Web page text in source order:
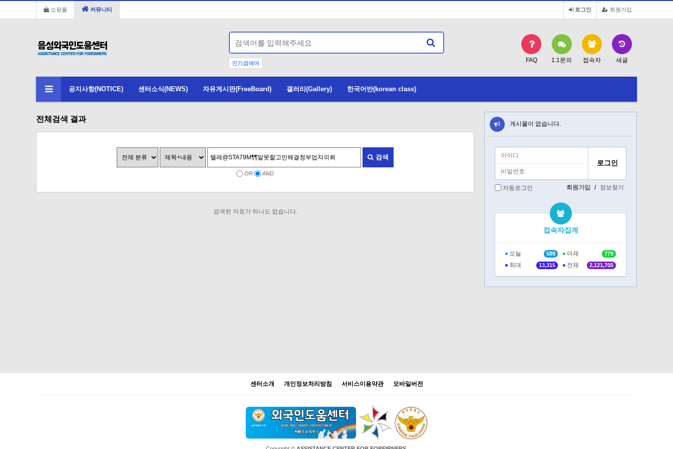
회원가입
로그인
쇼핑몰 커뮤니티
인기검색어 FAQ 1:1문의 접속자 새글
공지사항(NOTICE) 센터소식(NEWS) 자유게시판(FreeBoard) 갤러리(Gallery) 한국어반(korean class)
전체검색 결과
검색
OR AND
검색된 자료가 하나도 없습니다.
게시물이 없습니다.
자동로그인 회원가입 / 정보찾기
접속자집계
오늘 589 어제 779
최대 13,315 전체 2,121,705
센터소개 개인정보처리방침 서비스이용약관 모바일버전